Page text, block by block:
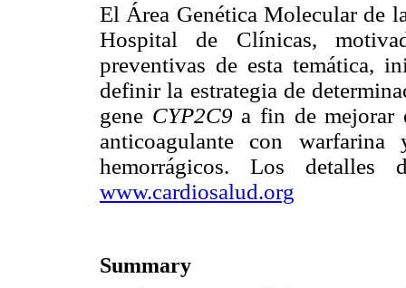
El Área Genética Molecular de
Hospital de Clínicas,
preventivas de esta temática,
definir la estrategia de
gene CYP2C9 a fin de mejorar
anticoagulante con
hemorrágicos. Los
www.cardiosalud.org
Summary